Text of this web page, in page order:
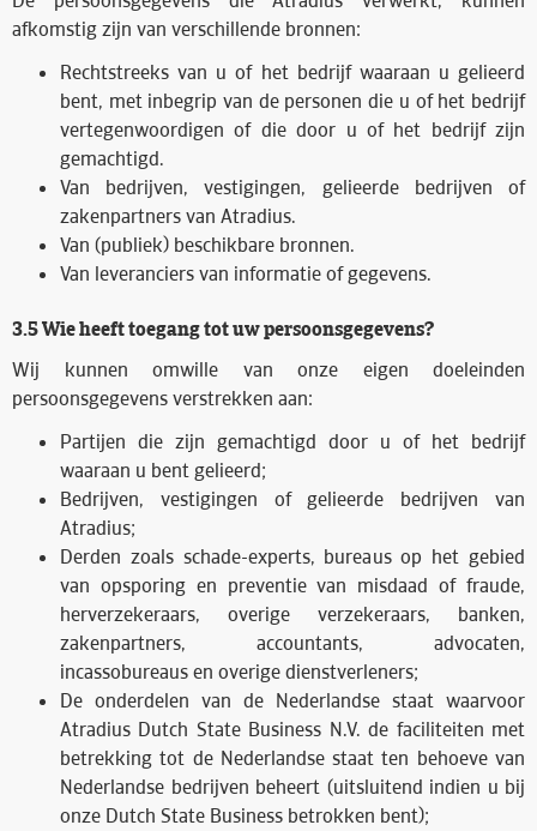
afkomstig zijn van verschillende bronnen:
Rechtstreeks van u of het bedrijf waaraan u gelieerd
bent, met inbegrip van de personen die u of het bedrijf
vertegenwoordigen of die door u of het bedrijf zijn
gemachtigd.
Van bedrijven, vestigingen, gelieerde bedrijven of
zakenpartners van Atradius.
Van (publiek) beschikbare bronnen.
Van leveranciers van informatie of gegevens.
3.5 Wie heeft toegang tot uw persoonsgegevens?
Wij kunnen omwille van onze eigen doeleinden
persoonsgegevens verstrekken aan:
Partijen die zijn gemachtigd door u of het bedrijf
waaraan u bent gelieerd;
Bedrijven, vestigingen of gelieerde bedrijven van
Atradius;
Derden zoals schade-experts, bureaus op het gebied
van opsporing en preventie van misdaad of fraude,
herverzekeraars, overige verzekeraars, banken,
zakenpartners, accountants, advocaten,
incassobureaus en overige dienstverleners;
De onderdelen van de Nederlandse staat waarvoor
Atradius Dutch State Business N.V. de faciliteiten met
betrekking tot de Nederlandse staat ten behoeve van
Nederlandse bedrijven beheert (uitsluitend indien u bij
onze Dutch State Business betrokken bent);